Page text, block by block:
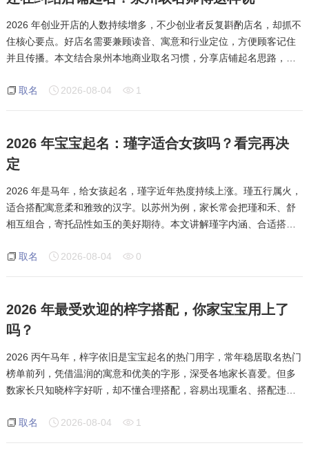
2026 年创业开店的人数持续增多，不少创业者反复斟酌店名，却抓不
住核心要点。好店名需要兼顾读音、寓意和行业定位，方便顾客记住
并且传播。本文结合泉州本地商业取名习惯，分享店铺起名思路，避
冲突的名称，很难被大众记住。其次
取名 2026-08-04 1
2026 年宝宝起名：瑾字适合女孩吗？看完再决
定
2026 年是马年，给女孩起名，瑾字近年热度持续上涨。瑾五行属火，
适合搭配寓意柔和雅致的汉字。以苏州为例，家长常会把瑾和禾、舒
相互组合，寄托品性如玉的美好期待。本文讲解瑾字内涵、合适搭配
品德纯粹，气质温润。五行属火，传统
取名 2026-08-04 0
2026 年最受欢迎的梓字搭配，你家宝宝用上了
吗？
2026 丙午马年，梓字依旧是宝宝起名的热门用字，常年稳居取名热门
榜单前列，凭借温润的寓意和优美的字形，深受各地家长喜爱。但多
数家长只知晓梓字好听，却不懂合理搭配，容易出现重名、搭配违和
群和优质搭配组合，同时梳理相关取名
取名 2026-08-04 1